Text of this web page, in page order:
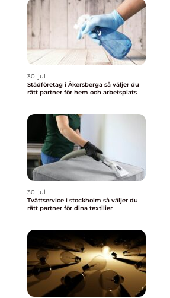
30. jul
Städföretag i Åkersberga så väljer du
rätt partner för hem och arbetsplats
30. jul
Tvättservice i stockholm så väljer du
rätt partner för dina textilier